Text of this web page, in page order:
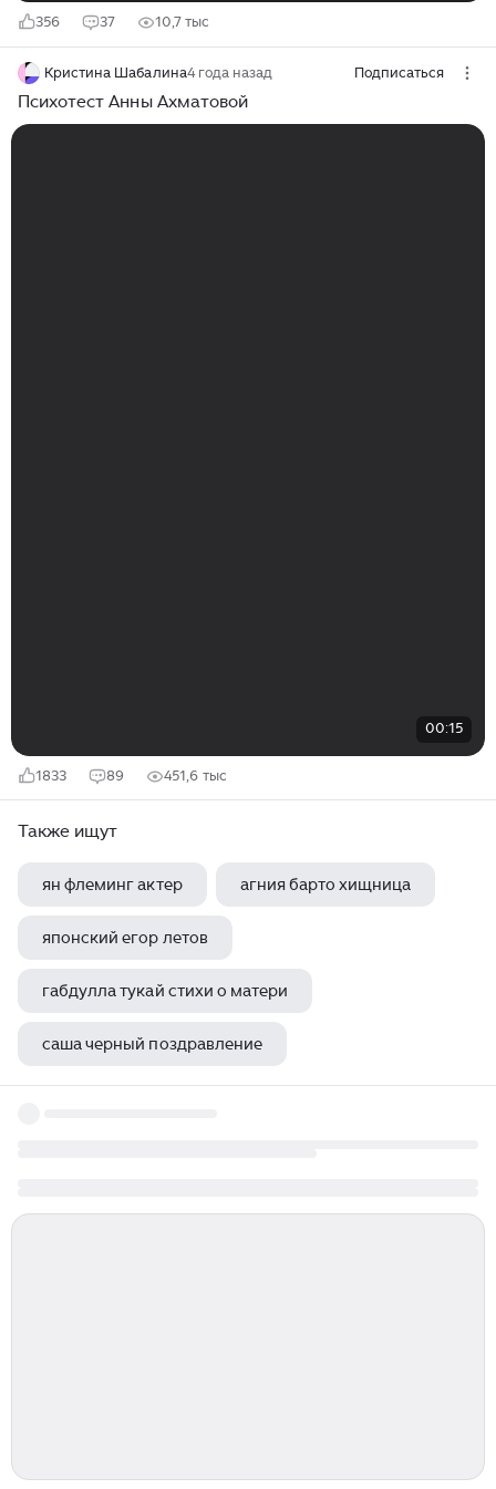
356 37 10,7 тыс
Кристина Шабалина4 года назад Подписаться
Психотест Анны Ахматовой
00:15
1833 89 451,6 тыс
Также ищут
ян флеминг актер агния барто хищница
японский егор летов
габдулла тукай стихи о матери
саша черный поздравление